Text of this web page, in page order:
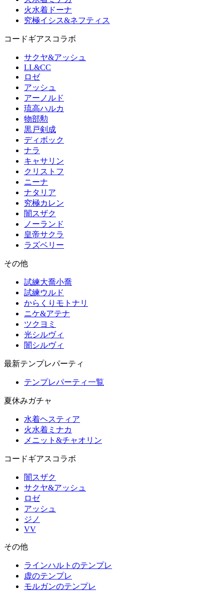
火水着ドーナ
究極イシス&ネフティス
コードギアスコラボ
サクヤ&アッシュ
LL&CC
ロゼ
アッシュ
アーノルド
琉高ハルカ
物部勲
黒戸剣成
ディボック
ナラ
キャサリン
クリストフ
ニーナ
ナタリア
究極カレン
闇スザク
ノーランド
皇帝サクラ
ラズベリー
その他
試練大喬小喬
試練ウルド
からくりモトナリ
ニケ&アテナ
ツクヨミ
光シルヴィ
闇シルヴィ
最新テンプレパーティ
テンプレパーティ一覧
夏休みガチャ
水着ヘスティア
火水着ミナカ
メニット&チャオリン
コードギアスコラボ
闇スザク
サクヤ&アッシュ
ロゼ
アッシュ
ジノ
VV
その他
ラインハルトのテンプレ
虚のテンプレ
モルガンのテンプレ